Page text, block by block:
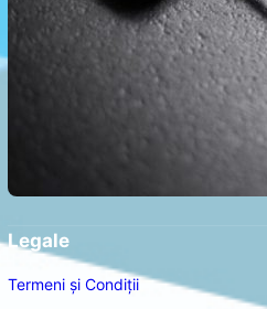
Legale
Termeni și Condiții